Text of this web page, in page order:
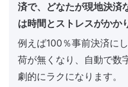
済で、どなたが現地決済
は時間とストレスがかか
例えば100％事前決済に
荷が無くなり、自動で数
劇的にラクになります。